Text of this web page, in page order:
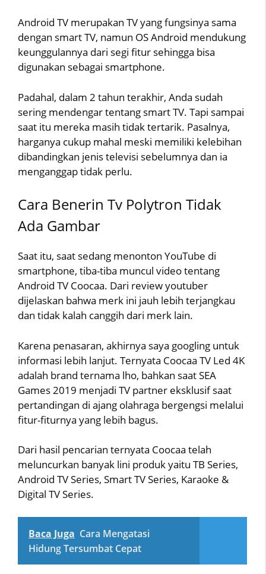
Android TV merupakan TV yang fungsinya sama
dengan smart TV, namun OS Android mendukung
keunggulannya dari segi fitur sehingga bisa
digunakan sebagai smartphone.
Padahal, dalam 2 tahun terakhir, Anda sudah
sering mendengar tentang smart TV. Tapi sampai
saat itu mereka masih tidak tertarik. Pasalnya,
harganya cukup mahal meski memiliki kelebihan
dibandingkan jenis televisi sebelumnya dan ia
menganggap tidak perlu.
Cara Benerin Tv Polytron Tidak
Ada Gambar
Saat itu, saat sedang menonton YouTube di
smartphone, tiba-tiba muncul video tentang
Android TV Coocaa. Dari review youtuber
dijelaskan bahwa merk ini jauh lebih terjangkau
dan tidak kalah canggih dari merk lain.
Karena penasaran, akhirnya saya googling untuk
informasi lebih lanjut. Ternyata Coocaa TV Led 4K
adalah brand ternama lho, bahkan saat SEA
Games 2019 menjadi TV partner eksklusif saat
pertandingan di ajang olahraga bergengsi melalui
fitur-fiturnya yang lebih bagus.
Dari hasil pencarian ternyata Coocaa telah
meluncurkan banyak lini produk yaitu TB Series,
Android TV Series, Smart TV Series, Karaoke &
Digital TV Series.
Baca Juga Cara Mengatasi
Hidung Tersumbat Cepat